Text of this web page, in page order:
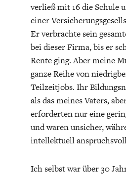
verließ mit 16 die Schule
einer
Er verbrachte sein
bei dieser Firma, bis er
Rente ging. Aber meine
ganze Reihe von
Teilzeitjobs. Ihr
als das meines Vaters,
erforderten nur eine
und waren unsicher,
intellektuell
Ich selbst war über 30
http://www.uni-stuttgart.de/
mobilitaetskultur/
http://www.remonet.eu/
Steven Heinel
gefunden habe.